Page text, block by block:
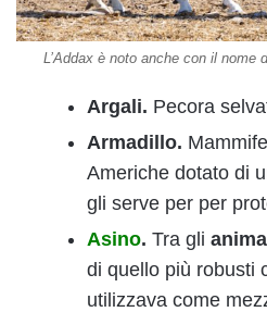
L’Addax è noto anche con il nome
Argali. Pecora
Armadillo.
Americhe dotato di
gli serve per per
Asino. Tra gli
di quello più robusti
utilizzava come